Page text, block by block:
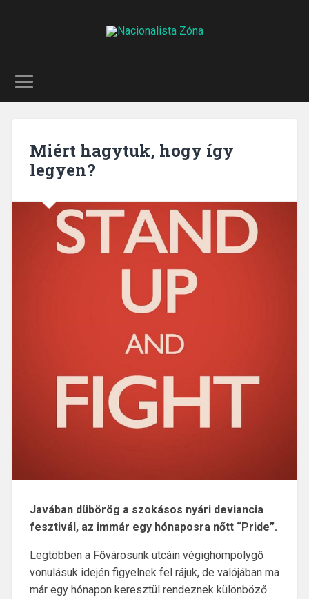
Miért hagytuk, hogy így
legyen?
Javában dübörög a szokásos nyári deviancia
fesztivál, az immár egy hónaposra nőtt “Pride”.
Legtöbben a Fővárosunk utcáin végighömpölygő
vonulásuk idején figyelnek fel rájuk, de valójában ma
már egy hónapon keresztül rendeznek különböző